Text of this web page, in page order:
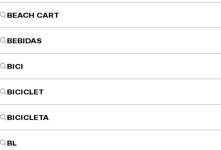
BEACH CART
BEBIDAS
BICI
BICICLET
BICICLETA
BL